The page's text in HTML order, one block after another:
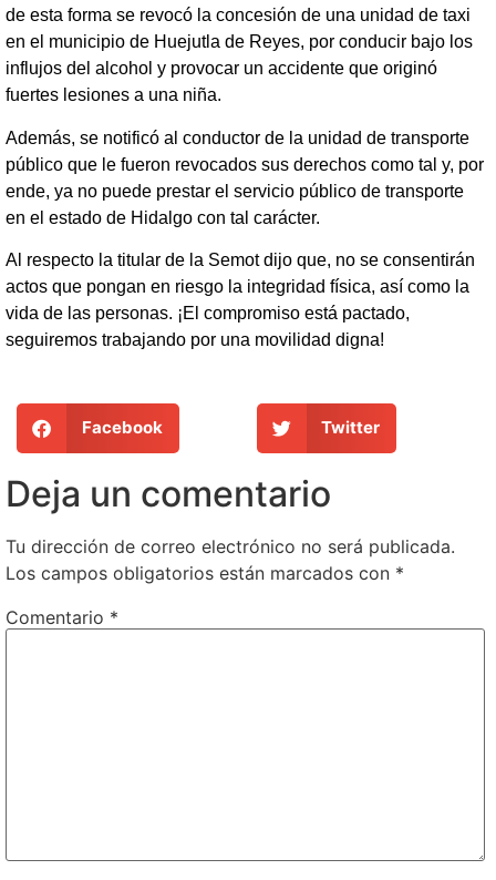
de esta forma se revocó la concesión de una unidad de taxi
en el municipio de Huejutla de Reyes, por conducir bajo los
influjos del alcohol y provocar un accidente que originó
fuertes lesiones a una niña.
Además, se notificó al conductor de la unidad de transporte
público que le fueron revocados sus derechos como tal y, por
ende, ya no puede prestar el servicio público de transporte
en el estado de Hidalgo con tal carácter.
Al respecto la titular de la Semot dijo que, no se consentirán
actos que pongan en riesgo la integridad física, así como la
vida de las personas. ¡El compromiso está pactado,
seguiremos trabajando por una movilidad digna!
Facebook Twitter
Deja un comentario
Tu dirección de correo electrónico no será publicada.
Los campos obligatorios están marcados con *
Comentario *